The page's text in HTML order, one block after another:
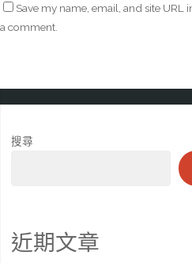
Save my name, email, and site
a comment.
搜尋
近期文章